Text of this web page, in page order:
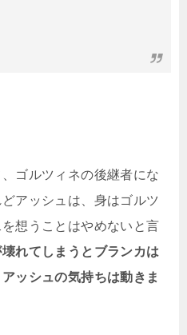
ゴルツィネの後継者にな
アッシュは、身はゴルツ
想うことはやめないと言
れてしまうとブランカは
ッシュの気持ちは動きま